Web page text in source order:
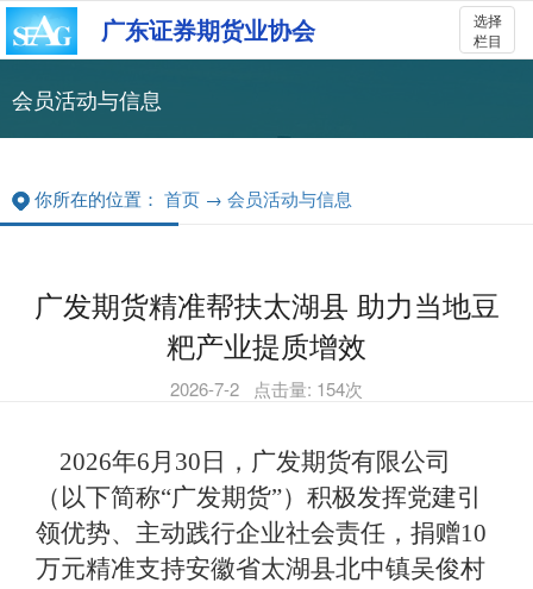
选择
栏目
广东证券期货业协会
会员活动与信息
你所在的位置： 首页 → 会员活动与信息
广发期货精准帮扶太湖县 助力当地豆
粑产业提质增效
2026-7-2 点击量: 154次
2026年6月30日，广发期货有限公司
（以下简称“广发期货”）积极发挥党建引
领优势、主动践行企业社会责任，捐赠10
万元精准支持安徽省太湖县北中镇吴俊村